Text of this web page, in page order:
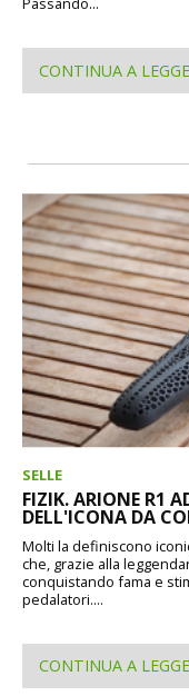
CONTINUA A
SELLE
FIZIK. ARIONE R1
DELL'ICONA DA
Molti la definiscono
che, grazie alla
conquistando fama e
pedalatori....
CONTINUA A